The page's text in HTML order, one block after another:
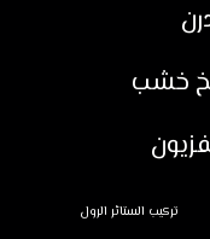
خشب
تركيب الستائر الرول